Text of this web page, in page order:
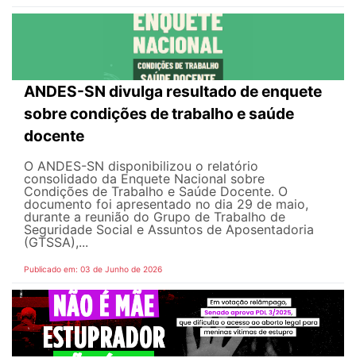
ANDES-SN divulga resultado de enquete
sobre condições de trabalho e saúde
docente
O ANDES-SN disponibilizou o relatório
consolidado da Enquete Nacional sobre
Condições de Trabalho e Saúde Docente. O
documento foi apresentado no dia 29 de maio,
durante a reunião do Grupo de Trabalho de
Seguridade Social e Assuntos de Aposentadoria
(GTSSA),...
Publicado em: 03 de Junho de 2026